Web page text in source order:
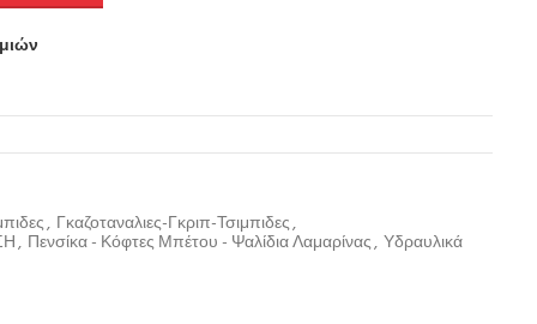
, Γκαζοταναλιες-Γκριπ-Τσιμπιδες,
, Πενσίκα - Κόφτες Μπέτου - Ψαλίδια Λαμαρίνας, Υδραυλικά